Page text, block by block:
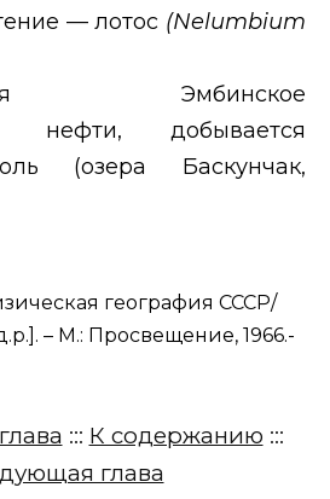
— лотос (Nelumbium
Эмбинское
нефти, добывается
(озера Баскунчак,
география СССР/
– М.: Просвещение, 1966.-
::: К содержанию :::
глава